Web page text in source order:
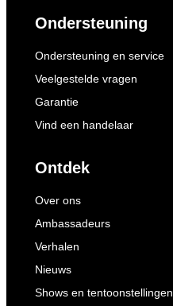
Ondersteuning
Ondersteuning en service
Veelgestelde vragen
Garantie
Vind een handelaar
Ontdek
Over ons
Ambassadeurs
Verhalen
Nieuws
Shows en tentoonstellingen